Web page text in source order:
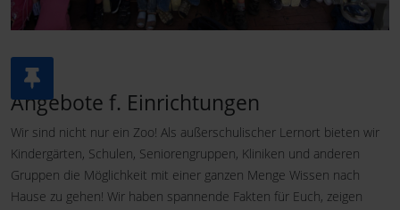
Angebote f. Einrichtungen
Wir sind nicht nur ein Zoo! Als außerschulischer Lernort bieten wir
Kindergärten, Schulen, Seniorengruppen, Kliniken und anderen
Gruppen die Möglichkeit mit einer ganzen Menge Wissen nach
Hause zu gehen! Wir haben spannende Fakten für Euch, zeigen